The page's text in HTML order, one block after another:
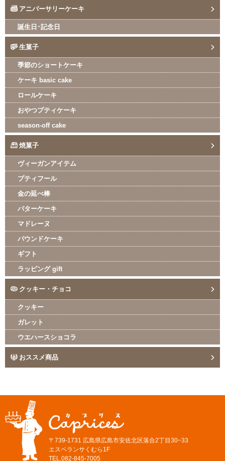
アニバーサリーケーキ
誕生日･記念日
生菓子
季節のショートケーキ
ケーキ basic cake
ロールケーキ
おやつプティケーキ
season-off cake
焼菓子
ヴィーガンアイテム
プティフール
金の延べ棒
バターケーキ
マドレーヌ
パウンドケーキ
ギフト
ラッピング gift
クッキー・チョコ
クッキー
ガレット
ウエハースショコラ
おススメ商品
〒739-1731 広島県広島市安佐北区落合2丁目30−33
エスペランサくむら1F
TEL.082-845-7005